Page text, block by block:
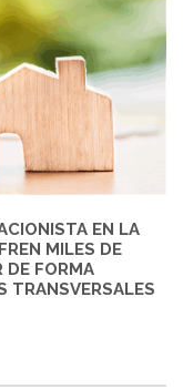
EN LA
MILES DE
DE FORMA
TRANSVERSALES